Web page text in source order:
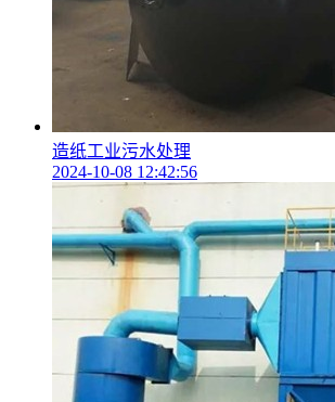
造纸工业污水处理
2024-10-08 12:42:56